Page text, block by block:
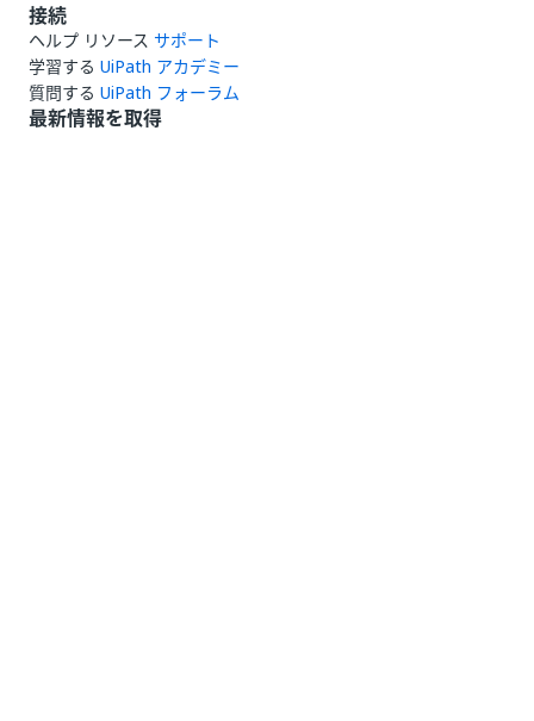
接続
ヘルプ リソース サポート
学習する UiPath アカデミー
質問する UiPath フォーラム
最新情報を取得